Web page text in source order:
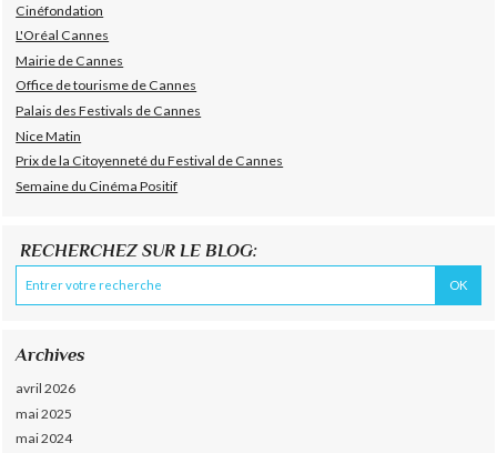
Cinéfondation
L'Oréal Cannes
Mairie de Cannes
Office de tourisme de Cannes
Palais des Festivals de Cannes
Nice Matin
Prix de la Citoyenneté du Festival de Cannes
Semaine du Cinéma Positif
RECHERCHEZ SUR LE BLOG:
Archives
avril 2026
mai 2025
mai 2024